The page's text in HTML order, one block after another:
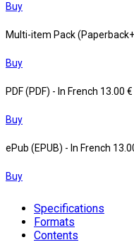
Buy
Multi-item Pack
Buy
PDF (PDF) - In French 13.00 €
Buy
ePub (EPUB) - In French
Buy
Specifications
Formats
Contents